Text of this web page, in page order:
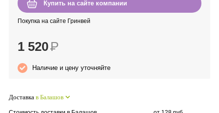
Anny Rey
Happy Dew
Купить на сайте компании
Покупка на сайте Гринвей
1 520Р
Наличие и цену уточняйте
Доставка в Балашов